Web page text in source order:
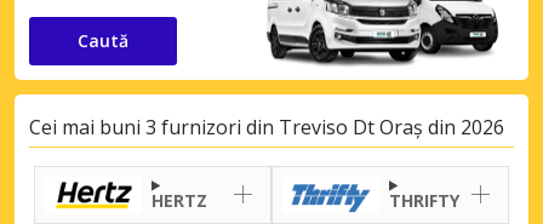
Caută
Cei mai buni 3 furnizori din Treviso Dt Oraș din 2026
HERTZ THRIFTY